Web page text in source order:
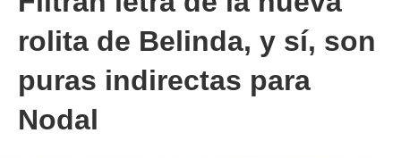
rolita de Belinda, y sí, son
puras indirectas para
Nodal